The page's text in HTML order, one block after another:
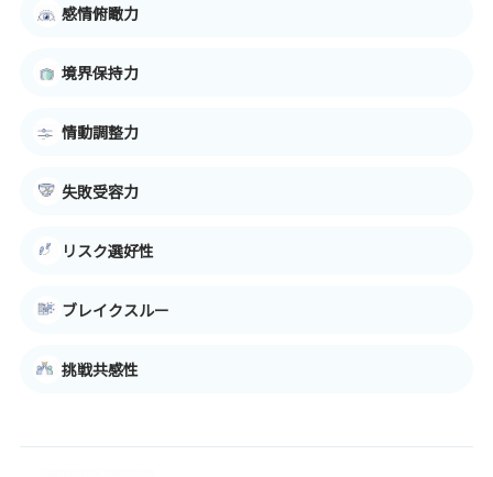
感情俯瞰力
境界保持力
情動調整力
失敗受容力
リスク選好性
ブレイクスルー
挑戦共感性